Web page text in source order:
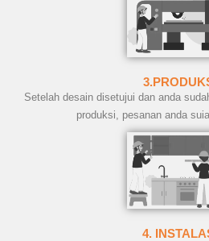
Setelah desain disetujui dan anda
produksi, pesanan anda
4.